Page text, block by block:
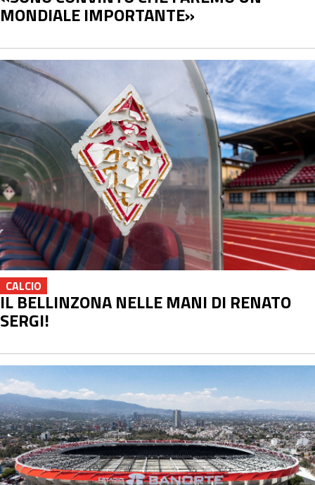
MONDIALE IMPORTANTE»
CALCIO
IL BELLINZONA NELLE MANI DI RENATO
SERGI!